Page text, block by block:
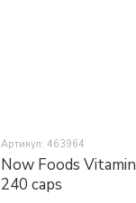
Артикул: 463964
Now Foods
240 caps